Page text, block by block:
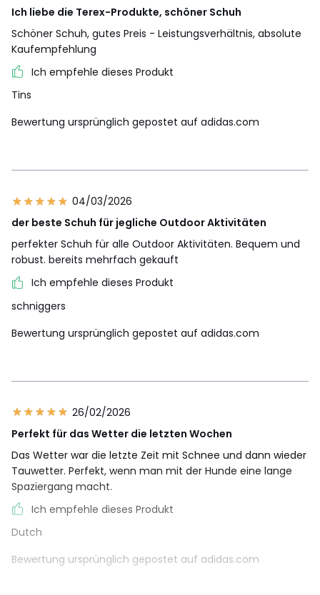
Ich liebe die Terex-Produkte, schöner Schuh
Schöner Schuh, gutes Preis - Leistungsverhältnis, absolute
Kaufempfehlung
Ich empfehle dieses Produkt
Tins
Bewertung ursprünglich gepostet auf adidas.com
04/03/2026
der beste Schuh für jegliche Outdoor Aktivitäten
perfekter Schuh für alle Outdoor Aktivitäten. Bequem und
robust. bereits mehrfach gekauft
Ich empfehle dieses Produkt
schniggers
Bewertung ursprünglich gepostet auf adidas.com
26/02/2026
Perfekt für das Wetter die letzten Wochen
Das Wetter war die letzte Zeit mit Schnee und dann wieder
Tauwetter. Perfekt, wenn man mit der Hunde eine lange
Spaziergang macht.
Ich empfehle dieses Produkt
Dutch
Bewertung ursprünglich gepostet auf adidas.com